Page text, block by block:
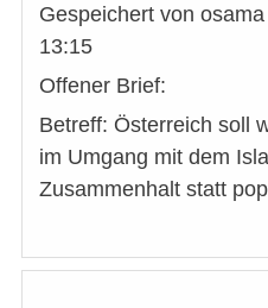
Gespeichert von osama
13:15
Offener Brief:
Betreff: Österreich soll
im Umgang mit dem
Zusammenhalt statt